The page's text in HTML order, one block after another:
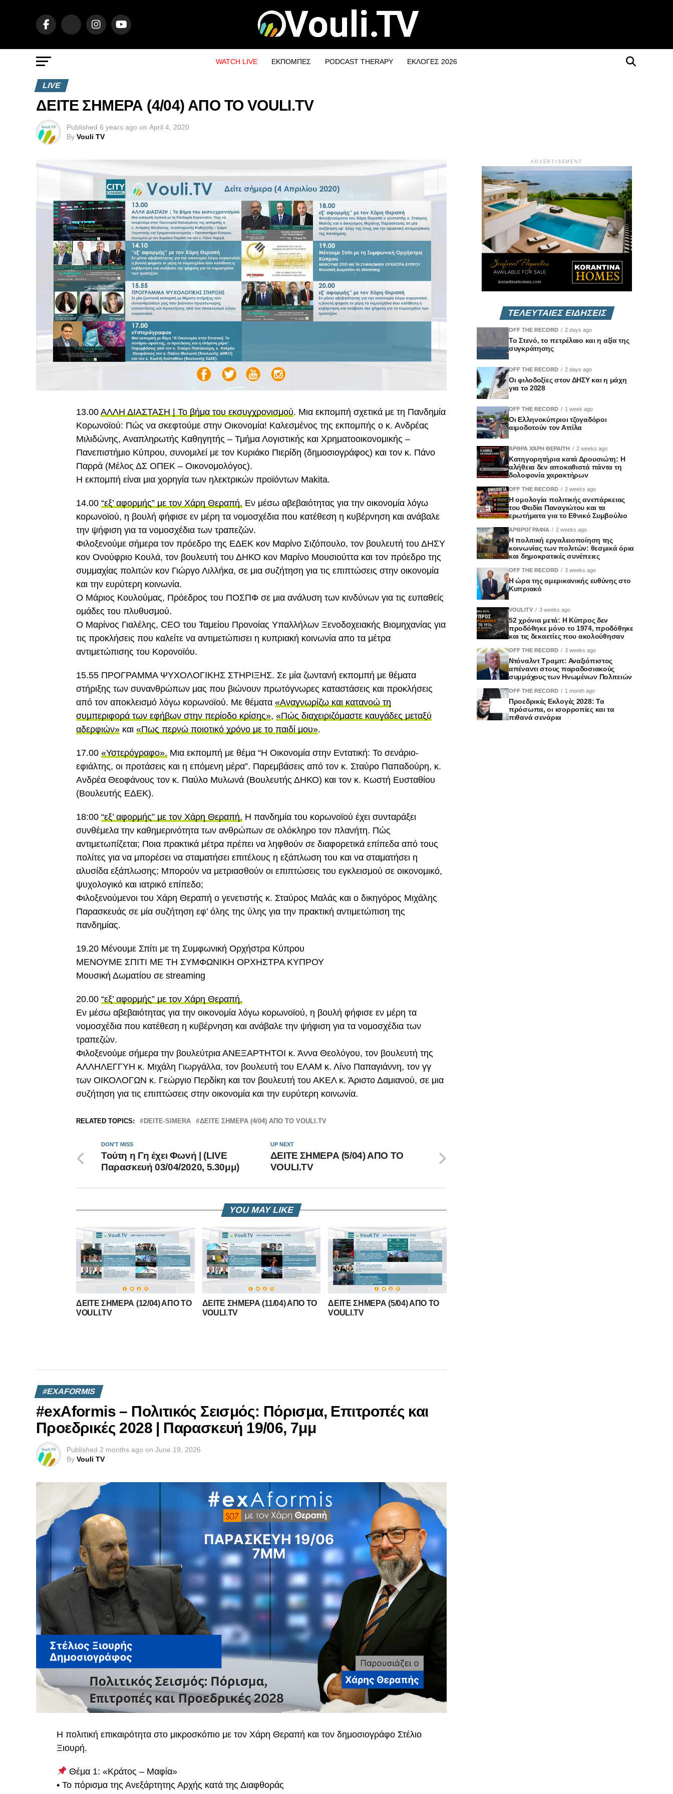
WATCH LIVE ΕΚΠΟΜΠΕΣ PODCAST THERAPY ΕΚΛΟΓΕΣ 2026
LIVE
ΔΕΙΤΕ ΣΗΜΕΡΑ (4/04) ΑΠΟ ΤΟ VOULI.TV
Published 6 years ago on April 4, 2020
By Vouli TV
13.00 ΑΛΛΗ ΔΙΑΣΤΑΣΗ | Το βήμα του εκσυγχρονισμού. Μια εκπομπή σχετικά με τη Πανδημία
Κορωνοϊού: Πώς να σκεφτούμε στην Οικονομία! Καλεσμένος της εκπομπής ο κ. Ανδρέας
Μιλιδώνης, Αναπληρωτής Καθηγητής – Τμήμα Λογιστικής και Χρηματοοικονομικής –
Πανεπιστήμιο Κύπρου, συνομιλεί με τον Κυριάκο Πιερίδη (δημοσιογράφος) και τον κ. Πάνο
Παρρά (Mέλος ΔΣ ΟΠΕΚ – Οικονομολόγος).
H εκπομπή είναι μια χορηγία των ηλεκτρικών προϊόντων Makita.
14.00 “εξ’ αφορμής” με τον Χάρη Θεραπή. Εν μέσω αβεβαιότητας για την οικονομία λόγω
κορωνοϊού, η βουλή φήφισε εν μέρη τα νομοσχέδια που κατέθεση η κυβέρνηση και ανάβαλε
την ψήφιση για τα νομοσχέδια των τραπεζών.
Φιλοξενούμε σήμερα τον πρόεδρο της ΕΔΕΚ κον Μαρίνο Σιζόπουλο, τον βουλευτή του ΔΗΣΥ
κον Ονούφριο Κουλά, τον βουλευτή του ΔΗΚΟ κον Μαρίνο Μουσιούττα και τον πρόεδρο της
συμμαχίας πολιτών κον Γιώργο Λιλλήκα, σε μια συζήτηση για τις επιπτώσεις στην οικονομία
και την ευρύτερη κοινωνία.
Ο Μάριος Κουλούμας, Πρόεδρος του ΠΟΣΠΦ σε μια ανάλυση των κινδύνων για τις ευπαθείς
ομάδες του πλυθυσμού.
Ο Μαρίνος Γιαλέλης, CEO του Ταμείου Προνοίας Υπαλλήλων Ξενοδοχειακής Βιομηχανίας για
τις προκλήσεις που καλείτε να αντιμετώπισει η κυπριακή κοινωνία απο τα μέτρα
αντιμετώπισης του Κορονοϊόυ.
15.55 ΠΡΟΓΡΑΜΜΑ ΨΥΧΟΛΟΓΙΚΗΣ ΣΤΗΡΙΞΗΣ. Σε μία ζωντανή εκπομπή με θέματα
στήριξης των συνανθρώπων μας που βιώνουν πρωτόγνωρες καταστάσεις και προκλήσεις
από τον αποκλεισμό λόγω κορωνοϊού. Με θέματα «Αναγνωρίζω και κατανοώ τη
συμπεριφορά των εφήβων στην περίοδο κρίσης», «Πώς διαχειριζόμαστε καυγάδες μεταξύ
αδερφιών» και «Πως περνώ ποιοτικό χρόνο με το παιδί μου».
17.00 «Υστερόγραφο». Mια εκπομπή με θέμα “Η Οικονομία στην Εντατική: Το σενάριο-
εφιάλτης, οι προτάσεις και η επόμενη μέρα”. Παρεμβάσεις από τον κ. Σταύρο Παπαδούρη, κ.
Ανδρέα Θεοφάνους τον κ. Παύλο Μυλωνά (Βουλευτής ΔΗΚΟ) και τον κ. Κωστή Ευσταθίου
(Βουλευτής ΕΔΕΚ).
18:00 “εξ’ αφορμής” με τον Χάρη Θεραπή. Η πανδημία του κορωνοϊού έχει συνταράξει
συνθέμελα την καθημερινότητα των ανθρώπων σε ολόκληρο τον πλανήτη. Πώς
αντιμετωπίζεται; Ποια πρακτικά μέτρα πρέπει να ληφθούν σε διαφορετικά επίπεδα από τους
πολίτες για να μπορέσει να σταματήσει επιτέλους η εξάπλωση του και να σταματήσει η
αλυσίδα εξάπλωσης; Μπορούν να μετριασθούν οι επιπτώσεις του εγκλεισμού σε οικονομικό,
ψυχολογικό και ιατρικό επίπεδο;
Φιλοξενούμενοι του Χάρη Θεραπή ο γενετιστής κ. Σταύρος Μαλάς και ο δικηγόρος Μιχάλης
Παρασκευάς σε μία συζήτηση εφ’ όλης της ύλης για την πρακτική αντιμετώπιση της
πανδημίας.
19.20 Μένουμε Σπίτι με τη Συμφωνική Ορχήστρα Κύπρου
ΜΕΝΟΥΜΕ ΣΠΙΤΙ ΜΕ ΤΗ ΣΥΜΦΩΝΙΚΗ ΟΡΧΗΣΤΡΑ ΚΥΠΡΟΥ
Μουσική Δωματίου σε streaming
20.00 “εξ’ αφορμής” με τον Χάρη Θεραπή.
Εν μέσω αβεβαιότητας για την οικονομία λόγω κορωνοϊού, η βουλή φήφισε εν μέρη τα
νομοσχέδια που κατέθεση η κυβέρνηση και ανάβαλε την ψήφιση για τα νομοσχέδια των
τραπεζών.
Φιλοξενούμε σήμερα την βουλεύτρια ΑΝΕΞΑΡΤΗΤΟΙ κ. Άννα Θεολόγου, τον βουλευτή της
ΑΛΛΗΛΕΓΓΥΗ κ. Μιχάλη Γιωργάλλα, τον βουλευτή του ΕΛΑΜ κ. Λίνο Παπαγιάννη, τον γγ
των ΟΙΚΟΛΟΓΩΝ κ. Γεώργιο Περδίκη και τον βουλευτή του ΑΚΕΛ κ. Άριστο Δαμιανού, σε μια
συζήτηση για τις επιπτώσεις στην οικονομία και την ευρύτερη κοινωνία.
RELATED TOPICS: DEITE-SIMERA ΔΕΙΤΕ ΣΗΜΕΡΑ (4/04) ΑΠΟ ΤΟ VOULI.TV
UP NEXT
ΔΕΙΤΕ ΣΗΜΕΡΑ (5/04) ΑΠΟ ΤΟ
VOULI.TV
DON'T MISS
Τούτη η Γη έχει Φωνή | (LIVE
Παρασκευή 03/04/2020, 5.30μμ)
YOU MAY LIKE
ΔΕΙΤΕ ΣΗΜΕΡΑ (12/04) ΑΠΟ ΤΟ
VOULI.TV
ΔΕΙΤΕ ΣΗΜΕΡΑ (11/04) ΑΠΟ ΤΟ
VOULI.TV
ΔΕΙΤΕ ΣΗΜΕΡΑ (5/04) ΑΠΟ ΤΟ
VOULI.TV
#EXAFORMIS
#exAformis – Πολιτικός Σεισμός: Πόρισμα, Επιτροπές και
Προεδρικές 2028 | Παρασκευή 19/06, 7μμ
Published 2 months ago on June 19, 2026
By Vouli TV
Η πολιτική επικαιρότητα στο μικροσκόπιο με τον Χάρη Θεραπή και τον δημοσιογράφο Στέλιο
Ξιουρή.
Θέμα 1: «Κράτος – Μαφία»
• Το πόρισμα της Ανεξάρτητης Αρχής κατά της Διαφθοράς
ADVERTISEMENT
ΤΕΛΕΥΤΑΙΕΣ ΕΙΔΗΣΕΙΣ
OFF THE RECORD 2 days ago
Το Στενό, το πετρέλαιο και η αξία της
συγκράτησης
OFF THE RECORD 2 days ago
Οι φιλοδοξίες στον ΔΗΣΥ και η μάχη
για το 2028
OFF THE RECORD 1 week ago
Οι Ελληνοκύπριοι τζογαδόροι
αιμοδοτούν τον Αττίλα
ΆΡΘΡΑ ΧΆΡΗ ΘΕΡΑΠΉ 2 weeks ago
Κατηγορητήρια κατά Δρουσιώτη: Η
αλήθεια δεν αποκαθιστά πάντα τη
δολοφονία χαρακτήρων
OFF THE RECORD 2 weeks ago
Η ομολογία πολιτικής ανεπάρκειας
του Φειδία Παναγιώτου και τα
ερωτήματα για το Εθνικό Συμβούλιο
ΑΡΘΡΟΓΡΑΦΙΑ 2 weeks ago
Η πολιτική εργαλειοποίηση της
κοινωνίας των πολιτών: θεσμικά όρια
και δημοκρατικές συνέπειες
OFF THE RECORD 3 weeks ago
Η ώρα της αμερικανικής ευθύνης στο
Κυπριακό
VOULITV 3 weeks ago
52 χρόνια μετά: Η Κύπρος δεν
προδόθηκε μόνο το 1974, προδόθηκε
και τις δεκαετίες που ακολούθησαν
OFF THE RECORD 3 weeks ago
Ντόναλντ Τραμπ: Αναξιόπιστος
απέναντι στους παραδοσιακούς
συμμάχους των Ηνωμένων Πολιτειών
OFF THE RECORD 1 month ago
Προεδρικές Εκλογές 2028: Τα
πρόσωπα, οι ισορροπίες και τα
πιθανά σενάρια